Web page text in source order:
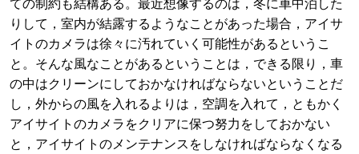
ての制約も結構ある。最近想像するのは，冬に車中泊した
りして，室内が結露するようなことがあった場合，アイサ
イトのカメラは徐々に汚れていく可能性があるというこ
と。そんな風なことがあるということは，できる限り，車
の中はクリーンにしておかなければならないということだ
し，外からの風を入れるよりは，空調を入れて，ともかく
アイサイトのカメラをクリアに保つ努力をしておかない
と，アイサイトのメンテナンスをしなければならなくなる